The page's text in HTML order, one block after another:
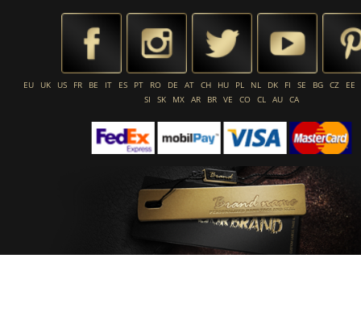
EU UK US FR BE IT ES PT RO DE AT CH HU PL NL DK FI SE BG CZ
EE
SI
SK MX AR BR VE CO CL AU CA